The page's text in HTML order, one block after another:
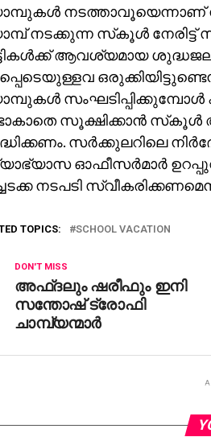
നടത്താവൂയെന്നാണ്
നടക്കുന്ന സ്‌കൂള്‍ നേരിട്ട്
ആവശ്യമായ
സംഘടിപ്പിക്കുമ്പോള്‍
സൂക്ഷിക്കാന്‍
സര്‍ക്കുലറിലെ
ഓഫീസര്‍മാര്‍
നടപടി
TOPICS: SCHOOL VACATION
DON'T MISS
അഫ്ദലും ഷരീഫും ഇനി
സന്തോഷ് ട്രോഫി
ചാമ്പ്യന്മാര്‍